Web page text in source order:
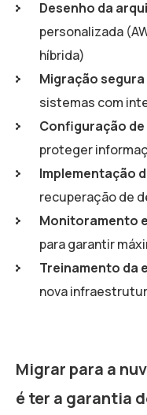
Desenho da
personalizada
híbrida)
Migração segura
sistemas com
Configuração
proteger
Implementação
recuperação de
Monitoramento
para garantir
Treinamento da
nova
Migrar para a
é ter a garantia